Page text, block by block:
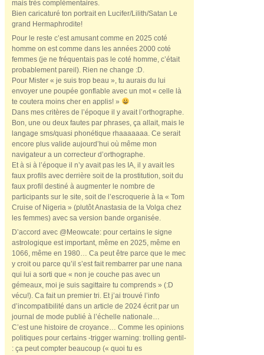
mais très complémentaires.
Bien caricaturé ton portrait en Lucifer/Lilith/Satan Le
grand Hermaphrodite!
Pour le reste c’est amusant comme en 2025 coté
homme on est comme dans les années 2000 coté
femmes (je ne fréquentais pas le coté homme, c’était
probablement pareil). Rien ne change :D.
Pour Mister « je suis trop beau », tu aurais du lui
envoyer une poupée gonflable avec un mot « celle là
te coutera moins cher en applis! »
Dans mes critères de l’époque il y avait l’orthographe.
Bon, une ou deux fautes par phrases, ça allait, mais le
langage sms/quasi phonétique rhaaaaaaa. Ce serait
encore plus valide aujourd’hui où même mon
navigateur a un correcteur d’orthographe.
Et à si à l’époque il n’y avait pas les IA, il y avait les
faux profils avec derrière soit de la prostitution, soit du
faux profil destiné à augmenter le nombre de
participants sur le site, soit de l’escroquerie à la « Tom
Cruise of Nigeria » (plutôt Anastasia de la Volga chez
les femmes) avec sa version bande organisée.
D’accord avec @Meowcate: pour certains le signe
astrologique est important, même en 2025, même en
1066, même en 1980… Ca peut être parce que le mec
y croit ou parce qu’il s’est fait rembarrer par une nana
qui lui a sorti que « non je couche pas avec un
gémeaux, moi je suis sagittaire tu comprends » (:D
vécu!). Ca fait un premier tri. Et j’ai trouvé l’info
d’incompatibilité dans un article de 2024 écrit par un
journal de mode publié à l’échelle nationale…
C’est une histoire de croyance… Comme les opinions
politiques pour certains -trigger warning: trolling gentil-
: ça peut compter beaucoup (« quoi tu es